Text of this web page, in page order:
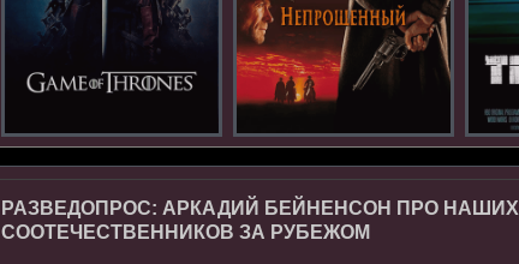
РАЗВЕДОПРОС: АРКАДИЙ БЕЙНЕНСОН ПРО НАШИХ
СООТЕЧЕСТВЕННИКОВ ЗА РУБЕЖОМ